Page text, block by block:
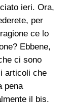
ieri. Ora,
per
ce lo
Ebbene,
ci sono
articoli che
pena
il bis.